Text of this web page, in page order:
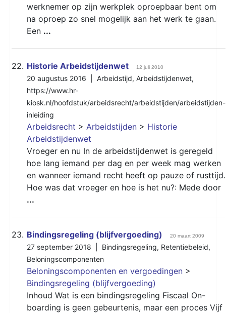
werknemer op zijn werkplek oproepbaar bent om
na oproep zo snel mogelijk aan het werk te gaan.
Een ...
22. Historie Arbeidstijdenwet 12 juli 2010
20 augustus 2016 | Arbeidstijd, Arbeidstijdenwet,
https://www.hr-
kiosk.nl/hoofdstuk/arbeidsrecht/arbeidstijden/arbeidstijden-
inleiding
Arbeidsrecht > Arbeidstijden > Historie
Arbeidstijdenwet
Vroeger en nu In de arbeidstijdenwet is geregeld
hoe lang iemand per dag en per week mag werken
en wanneer iemand recht heeft op pauze of rusttijd.
Hoe was dat vroeger en hoe is het nu?: Mede door
...
23. Bindingsregeling (blijfvergoeding) 20 maart 2009
27 september 2018 | Bindingsregeling, Retentiebeleid,
Beloningscomponenten
Beloningscomponenten en vergoedingen >
Bindingsregeling (blijfvergoeding)
Inhoud Wat is een bindingsregeling Fiscaal On-
boarding is geen gebeurtenis, maar een proces Vijf